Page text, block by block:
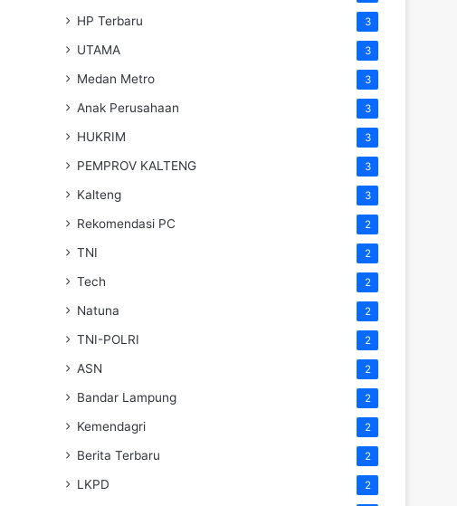
HP Terbaru 3
UTAMA 3
Medan Metro 3
Anak Perusahaan 3
HUKRIM 3
PEMPROV KALTENG 3
Kalteng 3
Rekomendasi PC 2
TNI 2
Tech 2
Natuna 2
TNI-POLRI 2
ASN 2
Bandar Lampung 2
Kemendagri 2
Berita Terbaru 2
LKPD 2